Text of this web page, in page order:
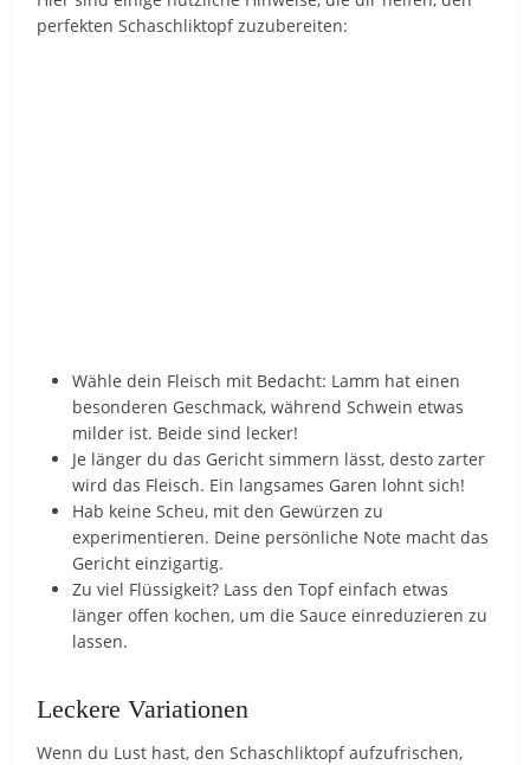
perfekten Schaschliktopf zuzubereiten:
Wähle dein Fleisch mit Bedacht: Lamm hat einen
besonderen Geschmack, während Schwein etwas
milder ist. Beide sind lecker!
Je länger du das Gericht simmern lässt, desto zarter
wird das Fleisch. Ein langsames Garen lohnt sich!
Hab keine Scheu, mit den Gewürzen zu
experimentieren. Deine persönliche Note macht das
Gericht einzigartig.
Zu viel Flüssigkeit? Lass den Topf einfach etwas
länger offen kochen, um die Sauce einreduzieren zu
lassen.
Leckere Variationen
Wenn du Lust hast, den Schaschliktopf aufzufrischen,